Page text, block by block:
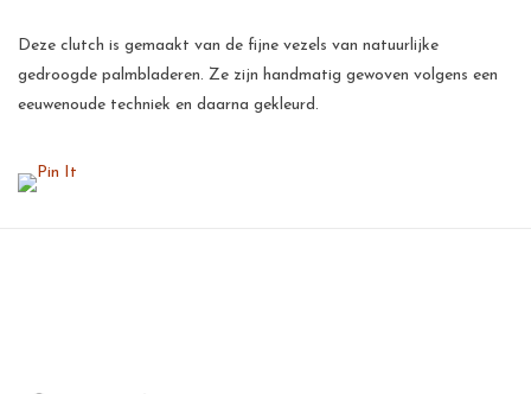
Deze clutch is gemaakt van de fijne vezels van natuurlijke
gedroogde palmbladeren. Ze zijn handmatig gewoven volgens een
eeuwenoude techniek en daarna gekleurd.
kleinschalige telers op de Filipijnen. Voor een arm land als de